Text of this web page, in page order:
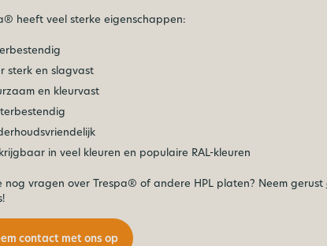
heeft veel sterke eigenschappen:
sterk en slagvast
en kleurvast
in veel kleuren en populaire RAL-kleuren
nog vragen over Trespa® of andere HPL platen? Neem gerust
contact met ons op